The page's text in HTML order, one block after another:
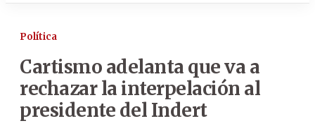
Política
Cartismo adelanta que va a
rechazar la interpelación al
presidente del Indert